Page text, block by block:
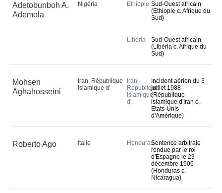
Adetobunboh A.
Ademola
Nigéria Ethiopie Sud-Ouest africain
(Ethiopie c. Afrique du
Sud)
Libéria
Sud-Ouest africain
(Libéria c. Afrique du
Sud)
Mohsen
Aghahosseini
Iran, République
islamique d'
Iran,
République
islamique
d'
Incident aérien du 3
juillet 1988
(République
islamique d'Iran c.
Etats-Unis
d'Amérique)
Roberto Ago Italie HondurasSentence arbitrale
rendue par le roi
d'Espagne le 23
décembre 1906
(Honduras c.
Nicaragua)
Greffe
Bibliothèque de la
Judicial Fellows
Anciens fellows
Stages
La section des achats